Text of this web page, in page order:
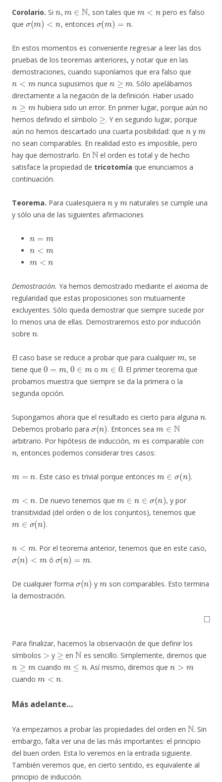
Corolario. Si
N
, son tales que
pero es falso
que
σ(m)< n
, entonces
σ(m)=n
.
En estos momentos es conveniente regresar a leer las dos
pruebas de los teoremas anteriores, y notar que en las
demostraciones, cuando suponíamos que era falso que
n<m
nunca supusimos que
n≥m
. Sólo apelábamos
directamente a la negación de la definición. Haber usado
n≥m
hubiera sido un error. En primer lugar, porque aún no
hemos definido el símbolo
≥
. Y en segundo lugar, porque
aún no hemos descartado una cuarta posibilidad: que
n
y
no sean comparables. En realidad esto es imposible, pero
hay que demostrarlo. En
N
el orden es total y de hecho
satisface la propiedad de tricotomía que enunciamos a
continuación.
Teorema. Para cualesquiera y
naturales se cumple una
y sólo una de las siguientes afirmaciones
n
m
m <n
Demostración. Ya hemos demostrado mediante el axioma de
regularidad que estas proposiciones son mutuamente
excluyentes. Sólo queda demostrar que siempre sucede por
lo menos una de ellas. Demostraremos esto por inducción
sobre
n
.
El caso base se reduce a probar que para cualquier
, se
tiene que
0= m
,
0∈m
o
m∈ 0
. El primer teorema que
probamos muestra que siempre se da la primera o la
segunda opción.
Supongamos ahora que el resultado es cierto para alguna
.
Debemos probarlo para
σ(n)
. Entonces sea
m∈N
arbitrario. Por hipótesis de inducción,
m
es comparable con
n
, entonces podemos considerar tres casos:
. Este caso es trivial porque entonces
n
.
. De nuevo tenemos que
n)
, y por
transitividad (del orden o de los conjuntos), tenemos que
m∈σ(n)
.
. Por el teorema anterior, tenemos que en este caso,
σ(n) <m
ó
σ (n)=m
.
De cualquier forma
(n )
y
son comparables. Esto termina
la demostración.
◻
Para finalizar, hacemos la observación de que definir los
símbolos
>
y
≥
en
N
es sencillo. Simplemente, diremos que
n≥m
cuando
m≤n
. Así mismo, diremos que
n>m
cuando
m<n
.
Más adelante…
Ya empezamos a probar las propiedades del orden en
N
. Sin
embargo, falta ver una de las más importantes: el principio
del buen orden. Esta lo veremos en la entrada siguiente.
También veremos que, en cierto sentido, es equivalente al
principio de inducción.